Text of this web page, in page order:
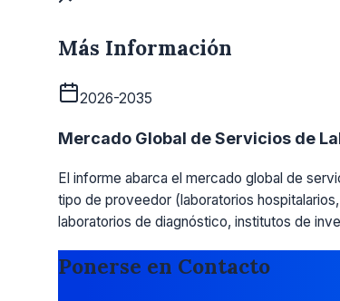
Más Información
2026-2035
Mercado Global de Servicios de
El informe abarca el mercado global de
tipo de proveedor (laboratorios
laboratorios de diagnóstico, institutos de
Ponerse en Contacto